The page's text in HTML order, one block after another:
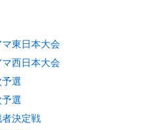
東日本大会
西日本大会
選
選
決定戦